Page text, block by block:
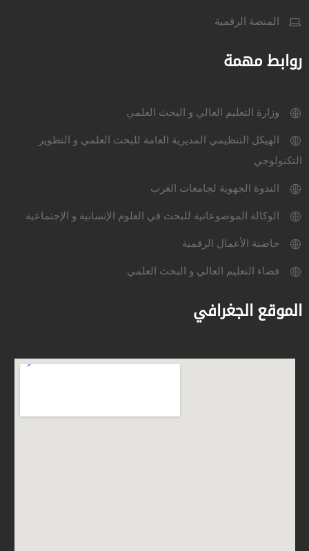
المنصة الرقمية
روابط مهمة
وزارة التعليم العالي و البحث العلمي
الهيكل التنظيمي المديرية العامة للبحث العلمي و التطوير
التكنولوجي
الندوة الجهوية لجامعات الغرب
الوكالة الموضوعاتية للبحث في العلوم الإنسانية و الإجتماعية
حاضنة الأعمال الرقمية
فضاء التعليم العالي و البحث العلمي
الموقع الجغرافي